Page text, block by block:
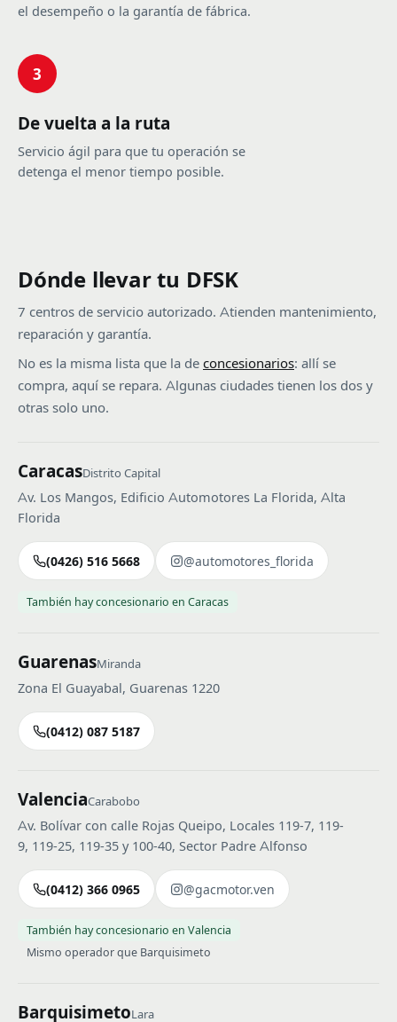
el desempeño o la garantía de fábrica.
3
De vuelta a la ruta
Servicio ágil para que tu operación se
detenga el menor tiempo posible.
Dónde llevar tu DFSK
7 centros de servicio autorizado. Atienden mantenimiento,
reparación y garantía.
No es la misma lista que la de concesionarios: allí se
compra, aquí se repara. Algunas ciudades tienen los dos y
otras solo uno.
CaracasDistrito Capital
Av. Los Mangos, Edificio Automotores La Florida, Alta
Florida
(0426) 516 5668 @automotores_florida
También hay concesionario en Caracas
GuarenasMiranda
Zona El Guayabal, Guarenas 1220
(0412) 087 5187
ValenciaCarabobo
Av. Bolívar con calle Rojas Queipo, Locales 119-7, 119-
9, 119-25, 119-35 y 100-40, Sector Padre Alfonso
(0412) 366 0965 @gacmotor.ven
También hay concesionario en Valencia
Mismo operador que Barquisimeto
BarquisimetoLara